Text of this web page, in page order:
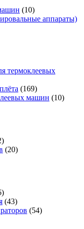
(10)
аппараты)
термоклеевых
(169)
машин (10)
(20)
(43)
(54)